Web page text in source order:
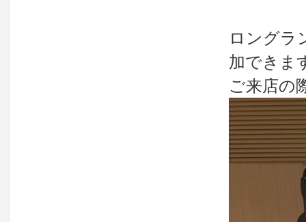
ロングラ
加できま
ご来店の